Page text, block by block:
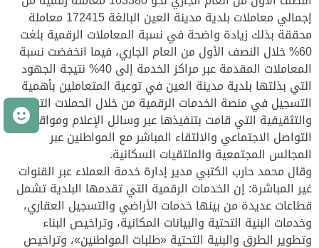
إجمالي معاملات بلدية مدينة العين البالغة 172415 معاملة
محققة بذلك زيادة واضحة في نسبة المعاملات الرقمية بلغت
60% خلال النصف الأول من العام الجاري، فيما انخفضت نسبة
المعاملات المقدمة عبر مراكز الخدمة إلى 40% نتيجة الجهود
التي بذلتها بلدية مدينة العين في توعية المتعاملين بأهمية
التسجيل في منصة الخدمات الرقمية من خلال الحملات التوعوية
والتثقيفية التي قامت بتنفيذها عبر وسائل الإعلام ومواقع
التواصل الاجتماعي والالتقاء المباشر مع المواطنين عبر
المجالس المجتمعية والملتقيات السكانية.
وقال محمد حارب الكتبي مدير إدارة خدمة العملاء عبر القنوات
غير المباشرة: إن الخدمات الرقمية التي تقدمها البلدية تشمل
قطاعات عديدة من بينها خدمات الأراضي والتسجيل العقاري،
وخدمات البنية التحتية والبيانات المكانية، وتراخيص البناء
وتطوير الطرق والبنية التحتية «طلبات المواطنين»، وتراخيص